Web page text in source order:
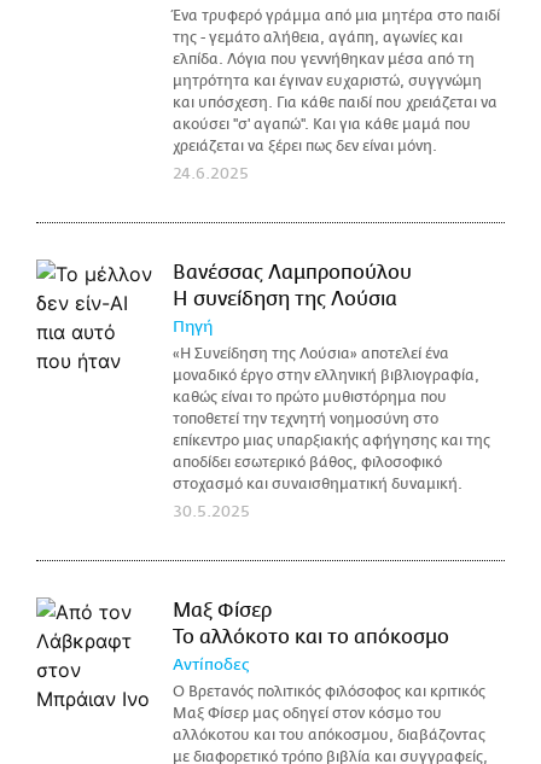
Ένα τρυφερό γράμμα από μια μητέρα στο παιδί
της - γεμάτο αλήθεια, αγάπη, αγωνίες και
ελπίδα. Λόγια που γεννήθηκαν μέσα από τη
μητρότητα και έγιναν ευχαριστώ, συγγνώμη
και υπόσχεση. Για κάθε παιδί που χρειάζεται να
ακούσει ''σ' αγαπώ''. Και για κάθε μαμά που
χρειάζεται να ξέρει πως δεν είναι μόνη.
24.6.2025
Βανέσσας Λαμπροπούλου
Η συνείδηση της Λούσια
Πηγή
«Η Συνείδηση της Λούσια» αποτελεί ένα
μοναδικό έργο στην ελληνική βιβλιογραφία,
καθώς είναι το πρώτο μυθιστόρημα που
τοποθετεί την τεχνητή νοημοσύνη στο
επίκεντρο μιας υπαρξιακής αφήγησης και της
αποδίδει εσωτερικό βάθος, φιλοσοφικό
στοχασμό και συναισθηματική δυναμική.
30.5.2025
Μαξ Φίσερ
Το αλλόκοτο και το απόκοσμο
Αντίποδες
Ο Βρετανός πολιτικός φιλόσοφος και κριτικός
Μαξ Φίσερ μας οδηγεί στον κόσμο του
αλλόκοτου και του απόκοσμου, διαβάζοντας
με διαφορετικό τρόπο βιβλία και συγγραφείς,